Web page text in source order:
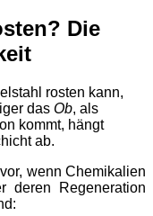
Die
rosten kann,
das Ob, als
kommt, hängt
ab.
wenn Chemikalien
deren Regeneration